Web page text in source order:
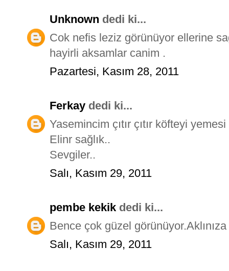
Unknown dedi ki...
Cok nefis leziz görünüyor ellerine
hayirli aksamlar canim .
Pazartesi, Kasım 28, 2011
Ferkay dedi ki...
Yasemincim çıtır çıtır köfteyi
Elinr sağlık..
Sevgiler..
Salı, Kasım 29, 2011
pembe kekik dedi ki...
Bence çok güzel
Salı, Kasım 29, 2011